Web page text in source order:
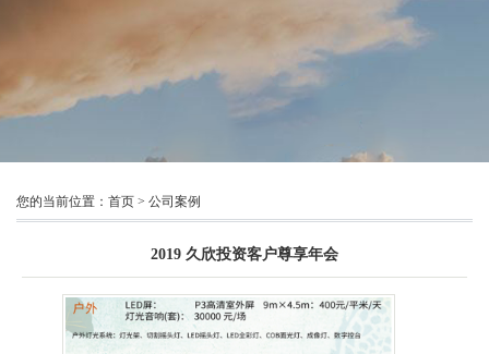
您的当前位置： 首页 > 公司案例
2019 久欣投资客户尊享年会